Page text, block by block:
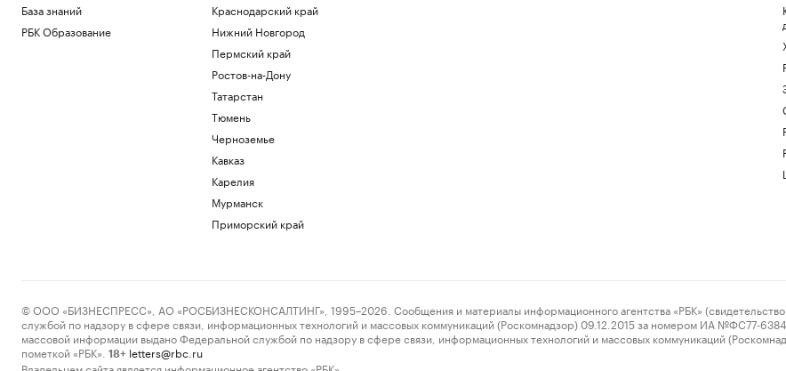
База знаний
РБК Образование
Краснодарский край
Нижний Новгород
Пермский край
Ростов-на-Дону
Татарстан
Тюмень
Черноземье
Кавказ
Карелия
Мурманск
Приморский край
© ООО «БИЗНЕСПРЕСС», АО «РОСБИЗНЕСКОНСАЛТИНГ», 1995–2026. Сообщения и материалы информационного агентства «РБК» (свидетельство
службой по надзору в сфере связи, информационных технологий и массовых коммуникаций (Роскомнадзор) 09.12.2015 за номером ИА №ФС77-
массовой информации выдано Федеральной службой по надзору в сфере связи, информационных технологий и массовых коммуникаций
пометкой «РБК».
18+ letters@rbc.ru